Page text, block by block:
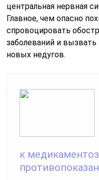
центральная нервная
Главное, чем опасно
спровоцировать
заболеваний и
новых недугов.
к